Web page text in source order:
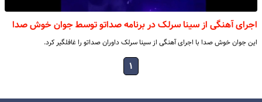
اجرای آهنگی از سینا سرلک در برنامه صداتو توسط جوان خوش صدا
این جوان خوش صدا با اجرای آهنگی از سینا سرلک داوران صداتو را غافلگیر کرد.
۱